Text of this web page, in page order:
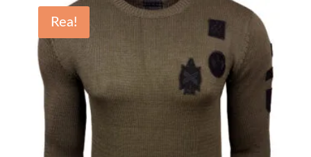
var:
599,00 kr.
är:
Rea!